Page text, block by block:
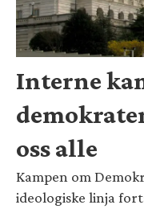
Interne
oss alle
Kampen om
ideologiske linja